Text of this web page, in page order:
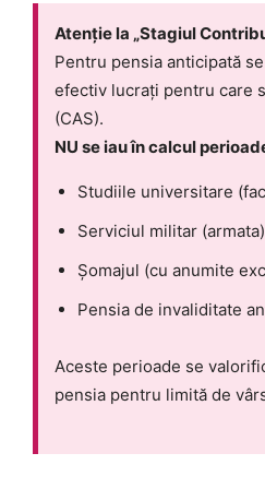
Atenție la „Stagiul
Pentru pensia anticipată
efectiv lucrați pentru care
(CAS).
NU se iau în calcul
Studiile universitare
Serviciul militar
Șomajul (cu anumite
Pensia de invaliditate
Aceste perioade se
pensia pentru limită de